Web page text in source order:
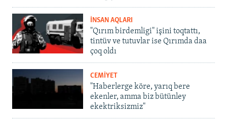
İNSAN AQLARI
"Qırım birdemligi" işini toqtattı,
tintüv ve tutuvlar ise Qırımda daa
çoq oldı
CEMİYET
"Haberlerge köre, yarıq bere
ekenler, amma biz bütünley
ekektriksizmiz"